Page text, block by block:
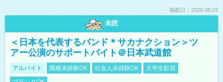
掲載日：2026.08.03
未読
＜日本を代表するバンド＊サカナクション＞ツ
アー公演のサポートバイト＠日本武道館
アルバイト 職種未経験OK 社会人未経験OK
大学生歓迎